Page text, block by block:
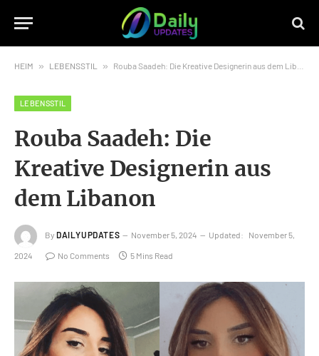
HEIM » LEBENSSTIL » Rouba Saadeh: Die Kreative Designerin aus dem Libanon
LEBENSSTIL
Rouba Saadeh: Die
Kreative Designerin aus
dem Libanon
By DAILYUPDATES November 5, 2024 Updated: November 5,
2024 No Comments 5 Mins Read